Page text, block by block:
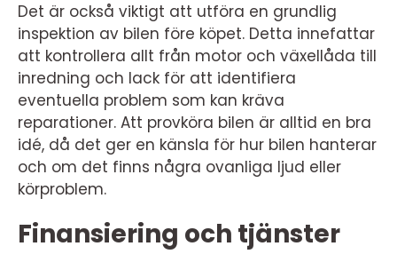
Det är också viktigt att utföra en grundlig
inspektion av bilen före köpet. Detta innefattar
att kontrollera allt från motor och växellåda till
inredning och lack för att identifiera
eventuella problem som kan kräva
reparationer. Att provköra bilen är alltid en bra
idé, då det ger en känsla för hur bilen hanterar
och om det finns några ovanliga ljud eller
körproblem.
Finansiering och tjänster